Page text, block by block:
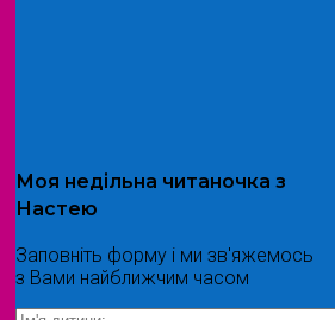
Моя недільна читаночка з
Настею
Заповніть форму і ми зв'яжемось
з Вами найближчим часом